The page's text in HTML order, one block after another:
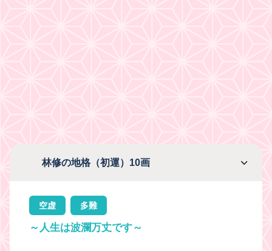
林修の地格（初運）10画
空虚 多難
～人生は波瀾万丈です～